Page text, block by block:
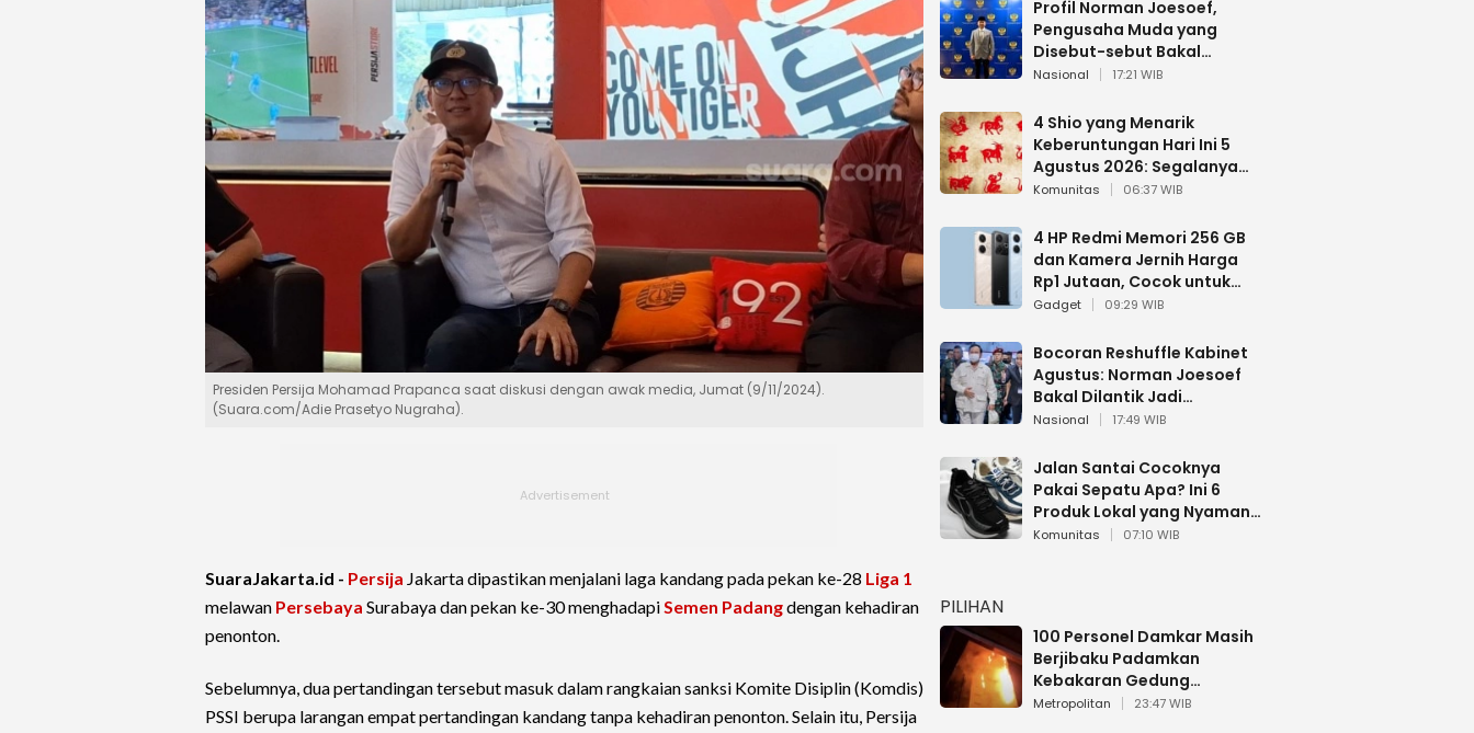
Presiden Persija Mohamad Prapanca saat diskusi dengan awak media, Jumat (9/11/2024).
(Suara.com/Adie Prasetyo Nugraha).
SuaraJakarta.id - Persija Jakarta dipastikan menjalani laga kandang pada pekan ke-28 Liga 1
melawan Persebaya Surabaya dan pekan ke-30 menghadapiSemen Padangdengan kehadiran
penonton.
Sebelumnya, dua pertandingan tersebut masuk dalam rangkaian sanksi Komite Disiplin (Komdis)
PSSI berupa larangan empat pertandingan kandang tanpa kehadiran penonton. Selain itu, Persija
Profil Norman Joesoef,
Pengusaha Muda yang
Disebut-sebut Bakal
Dilantik Jadi Wamenhan RI
Nasional 17:21 WIB
4 Shio yang Menarik
Keberuntungan Hari Ini 5
Agustus 2026: Segalanya
Berjalan Lancar
Komunitas 06:37 WIB
4 HP Redmi Memori 256 GB
dan Kamera Jernih Harga
Rp1 Jutaan, Cocok untuk
Multitasking
Gadget 09:29 WIB
Bocoran Reshuffle Kabinet
Agustus: Norman Joesoef
Bakal Dilantik Jadi
Wamenhan RI
Nasional 17:49 WIB
Jalan Santai Cocoknya
Pakai Sepatu Apa? Ini 6
Produk Lokal yang Nyaman
Buat 17 Agustusan
Komunitas 07:10 WIB
PILIHAN
100 Personel Damkar Masih
Berjibaku Padamkan
Kebakaran Gedung
Bapenda DKI
Metropolitan 23:47 WIB